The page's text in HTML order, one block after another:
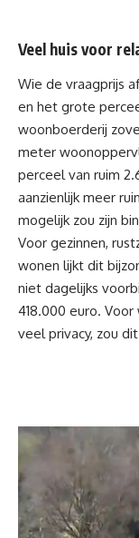
Veel huis voor
Wie de vraagprijs
en het grote
woonboerderij
meter
perceel van ruim
aanzienlijk meer
mogelijk zou zijn
Voor gezinnen,
wonen lijkt dit
niet dagelijks
418.000 euro.
veel privacy, zou